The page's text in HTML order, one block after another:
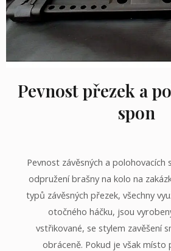
Pevnost přezek a
spon
Pevnost závěsných a polohovacích
odpružení brašny na kolo na
typů závěsných přezek, všechny
otočného háčku, jsou
vstřikované, se stylem zavěšení
obráceně. Pokud je však místo